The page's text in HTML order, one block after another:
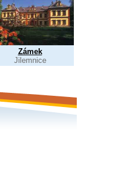
Zámek
Jilemnice